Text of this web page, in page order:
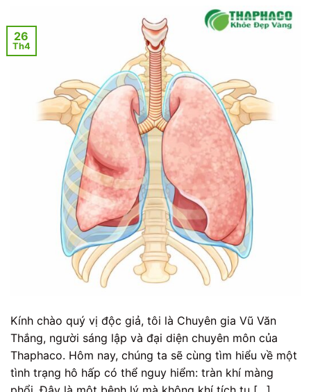
26
Th4
Kính chào quý vị độc giả, tôi là Chuyên gia Vũ Văn
Thắng, người sáng lập và đại diện chuyên môn của
Thaphaco. Hôm nay, chúng ta sẽ cùng tìm hiểu về một
tình trạng hô hấp có thể nguy hiểm: tràn khí màng